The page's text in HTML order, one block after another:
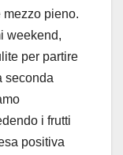
pieno.
weekend,
per partire
seconda
i frutti
positiva